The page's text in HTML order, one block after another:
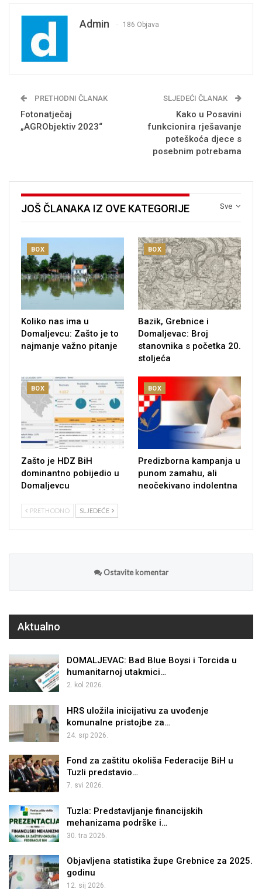
Admin 186 Objava
PRETHODNI ČLANAK
Fotonatječaj
„AGRObjektiv 2023“
SLJEDEĆI ČLANAK
Kako u Posavini
funkcionira rješavanje
poteškoća djece s
posebnim potrebama
Sve
JOŠ ČLANAKA IZ OVE KATEGORIJE
BOX
Koliko nas ima u
Domaljevcu: Zašto je to
najmanje važno pitanje
BOX
Bazik, Grebnice i
Domaljevac: Broj
stanovnika s početka 20.
stoljeća
BOX
Zašto je HDZ BiH
dominantno pobijedio u
Domaljevcu
BOX
Predizborna kampanja u
punom zamahu, ali
neočekivano indolentna
PRETHODNO SLJEDEĆE
Ostavite komentar
Aktualno
DOMALJEVAC: Bad Blue Boysi i Torcida u
humanitarnoj utakmici…
2. kol 2026.
HRS uložila inicijativu za uvođenje
komunalne pristojbe za…
24. srp 2026.
Fond za zaštitu okoliša Federacije BiH u
Tuzli predstavio…
7. svi 2026.
Tuzla: Predstavljanje financijskih
mehanizama podrške i…
30. tra 2026.
Objavljena statistika župe Grebnice za 2025.
godinu
12. sij 2026.